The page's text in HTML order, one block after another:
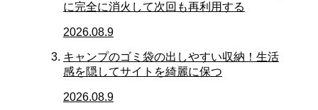
に完全に消火して次回も再利用する
2026.08.9
キャンプのゴミ袋の出しやすい収納！生活
感を隠してサイトを綺麗に保つ
2026.08.9